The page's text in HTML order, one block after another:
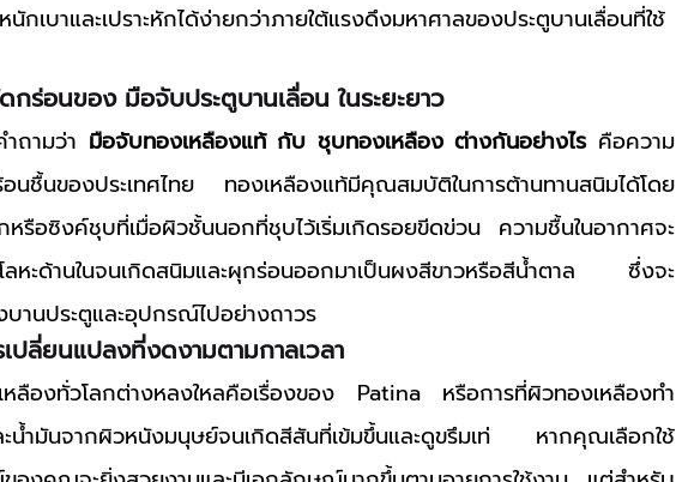
กเบาและเปราะหักได้ง่ายกว่าภายใต้แรงดึงมหาศาลของประตูบานเลื่อนที่ใช้
ร่อนของ มือจับประตูบานเลื่อน ในระยะยาว
ถามว่า มือจับทองเหลืองแท้ กับ ชุบทองเหลือง ต่างกันอย่างไร คือความ
นชื้นของประเทศไทย ทองเหลืองแท้มีคุณสมบัติในการต้านทานสนิมได้โดย
รือซิงค์ชุบที่เมื่อผิวชั้นนอกที่ชุบไว้เริ่มเกิดรอยขีดข่วน ความชื้นในอากาศจะ
โลหะด้านในจนเกิดสนิมและผุกร่อนออกมาเป็นผงสีขาวหรือสีน้ำตาล ซึ่งจะ
านประตูและอุปกรณ์ไปอย่างถาวร
ปลี่ยนแปลงที่งดงามตามกาลเวลา
ลืองทั่วโลกต่างหลงใหลคือเรื่องของ Patina หรือการที่ผิวทองเหลืองทำ
น้ำมันจากผิวหนังมนุษย์จนเกิดสีสันที่เข้มขึ้นและดูขรึมเท่ หากคุณเลือกใช้